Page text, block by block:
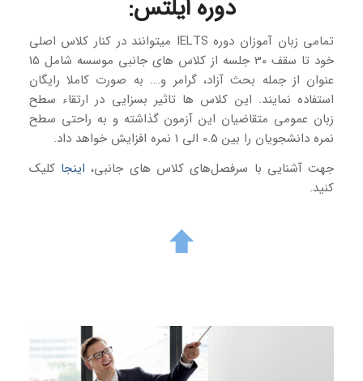
دوره ایلتس:
تمامی زبان آموزان دوره IELTS میتوانند در کنار کلاس اصلی
خود تا سقف 30 جلسه از کلاس های جانبی موسسه شامل 15
عنوان از جمله بحث آزاد، گرامر و…. به صورت کاملا رایگان
استفاده نمایند. این کلاس ها تاثیر بسزایی در ارتقاء سطح
زبان عمومی متقاضیان این آزمون گذاشته و به راحتی سطح
نمره دانشجویان را بین 0.5 الی 1 نمره افزایش خواهد داد.
جهت آشنایی با سرفصل‌های کلاس های جانبی، اینجاکلیک
کنید.